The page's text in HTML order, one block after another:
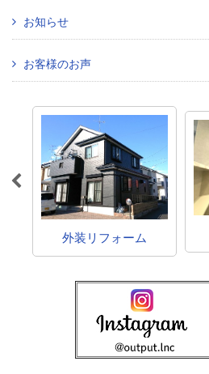
お知らせ
お客様のお声
外装リフォーム